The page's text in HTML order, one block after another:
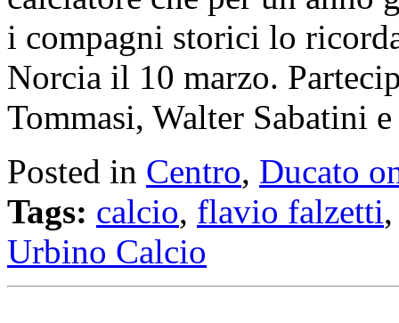
i compagni storici lo
Norcia il 10 marzo.
Tommasi, Walter Sabatini
Posted in Centro, Ducato
Tags: calcio, flavio falzetti
Urbino Calcio